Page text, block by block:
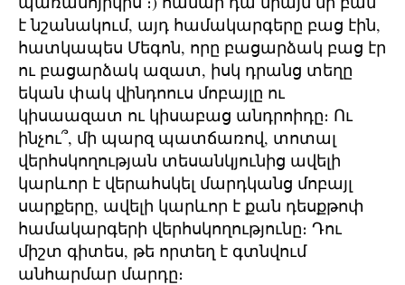
է նշանակում, այդ համակարգերը բաց էին,
հատկապես Մեգոն, որը բացարձակ բաց էր
ու բացարձակ ազատ, իսկ դրանց տեղը
եկան փակ վինդոուս մոբայլը ու
կիսաազատ ու կիսաբաց անդրոիդը։ Ու
ինչու՞, մի պարզ պատճառով, տոտալ
վերհսկողության տեսանկյունից ավելի
կարևոր է վերահսկել մարդկանց մոբայլ
սարքերը, ավելի կարևոր է քան դեսքթոփ
համակարգերի վերհսկողությունը։ Դու
միշտ գիտես, թե որտեղ է գտնվում
անհարմար մարդը։